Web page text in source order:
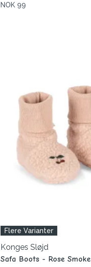
NOK 99
Flere Varianter
Konges Sløjd
Safa Boots - Rose Smoke